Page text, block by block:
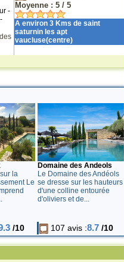
-
Moyenne : 5/ 5
A environ 3 Kms de saint
saturnin les apt
vaucluse(centre)
la
Le
Domaine des Andeols
Le Domaine des Andéols
se dresse sur les hauteurs
d'une colline entourée
d'oliviers et de...
/10 107 avis :8.7 /10